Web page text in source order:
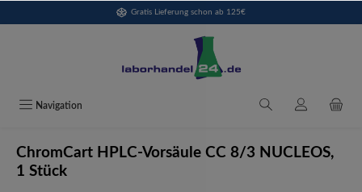
Gratis Lieferung schon ab 125€
Navigation
ChromCart HPLC-Vorsäule CC 8/3 NUCLEOS,
1 Stück